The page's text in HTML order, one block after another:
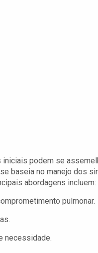
podem se
baseia no manejo dos
abordagens incluem:
pulmonar.
necessidade.